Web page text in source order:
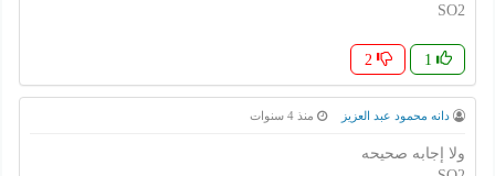
SO2
1
2
دانه محمود عبد العزيز منذ 4 سنوات
ولا إجابه صحيحه